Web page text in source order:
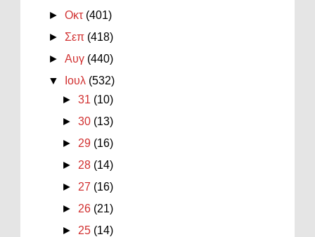
►Οκτ (401)
► Σεπ (418)
►Αυγ (440)
▼
Ιουλ (532)
►31 (10)
►30 (13)
► 29 (16)
► 28 (14)
► 27 (16)
► 26 (21)
► 25 (14)